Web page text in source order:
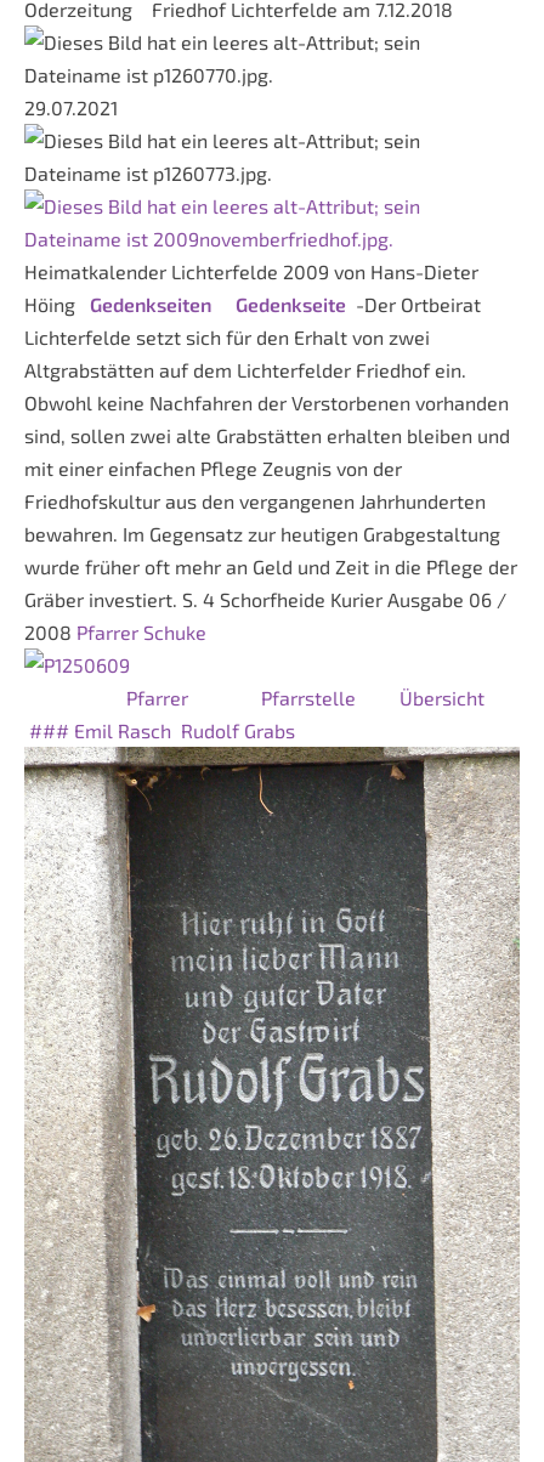
Oderzeitung Friedhof Lichterfelde am 7.12.2018
29.07.2021
Heimatkalender Lichterfelde 2009 von Hans-Dieter
Höing Gedenkseiten Gedenkseite -Der Ortbeirat
Lichterfelde setzt sich für den Erhalt von zwei
Altgrabstätten auf dem Lichterfelder Friedhof ein.
Obwohl keine Nachfahren der Verstorbenen vorhanden
sind, sollen zwei alte Grabstätten erhalten bleiben und
mit einer einfachen Pflege Zeugnis von der
Friedhofskultur aus den vergangenen Jahrhunderten
bewahren. Im Gegensatz zur heutigen Grabgestaltung
wurde früher oft mehr an Geld und Zeit in die Pflege der
Gräber investiert. S. 4 Schorfheide Kurier Ausgabe 06 /
2008 Pfarrer Schuke
Pfarrer Pfarrstelle
Übersicht
### Emil Rasch Rudolf Grabs